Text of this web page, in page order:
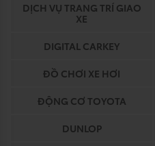
DỊCH VỤ TRANG TRÍ GIAO
XE
DIGITAL CARKEY
ĐỒ CHƠI XE HƠI
ĐỘNG CƠ TOYOTA
DUNLOP